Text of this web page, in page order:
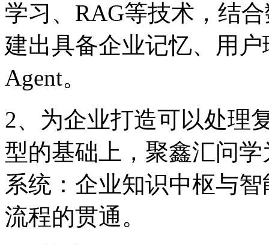
学习、RAG等技术，结
建出具备企业记忆、
Agent。
2、为企业打造可以处
型的基础上，聚鑫汇
系统：企业知识中枢与
流程的贯通。